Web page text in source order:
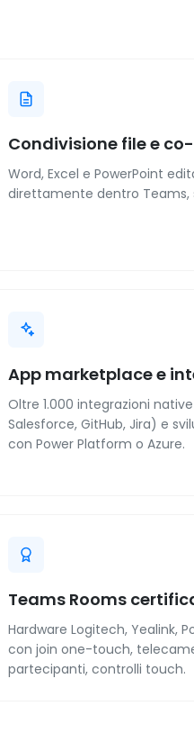
Condivisione file e
Word, Excel e PowerPoint
direttamente dentro Teams,
App marketplace e
Oltre 1.000 integrazioni
Salesforce, GitHub, Jira) e
con Power Platform o Azure.
Teams Rooms
Hardware Logitech, Yealink,
con join one-touch,
partecipanti, controlli touch.